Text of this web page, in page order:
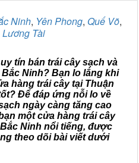
Ninh, Yên Phong, Quế Võ,
Lương Tài
tín bán trái cây sạch và
Ninh? Bạn lo lắng khi
hàng trái cây tại Thuận
Để đáp ứng nỗi lo về
ngày càng tăng cao
một cửa hàng trái cây
Ninh nổi tiếng, được
theo dõi bài viết dưới